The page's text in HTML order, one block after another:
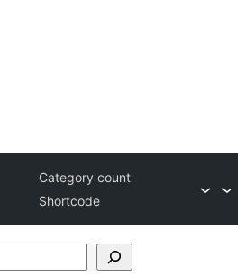
Category count
Shortcode